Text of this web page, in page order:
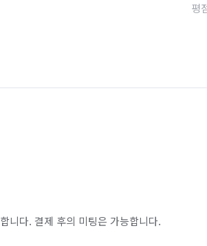
니다. 결제 후의 미팅은 가능합니다.